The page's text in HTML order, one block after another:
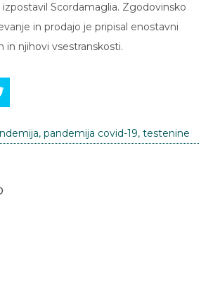
izpostavil Scordamaglia. Zgodovinsko
in prodajo je pripisal enostavni
in njihovi vsestranskosti.
, pandemija covid-19, testenine